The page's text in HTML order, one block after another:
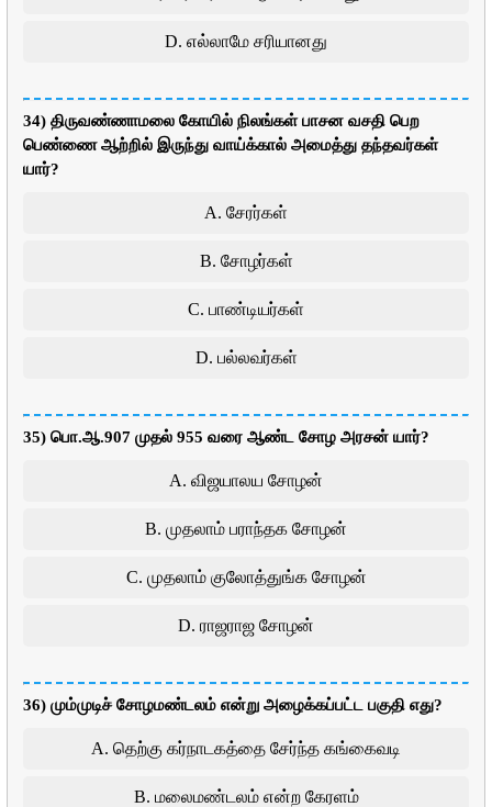
D. எல்லாமே சரியானது
34) திருவண்ணாமலை கோயில் நிலங்கள் பாசன வசதி பெற
பெண்ணை ஆற்றில் இருந்து வாய்க்கால் அமைத்து தந்தவர்கள்
யார்?
A. சேரர்கள்
B. சோழர்கள்
C. பாண்டியர்கள்
D. பல்லவர்கள்
35) பொ.ஆ.907 முதல் 955 வரை ஆண்ட சோழ அரசன் யார்?
A. விஜயாலய சோழன்
B. முதலாம் பராந்தக சோழன்
C. முதலாம் குலோத்துங்க சோழன்
D. ராஜராஜ சோழன்
36) மும்முடிச் சோழமண்டலம் என்று அழைக்கப்பட்ட பகுதி எது?
A. தெற்கு கர்நாடகத்தை சேர்ந்த கங்கைவடி
B. மலைமண்டலம் என்ற கேரளம்